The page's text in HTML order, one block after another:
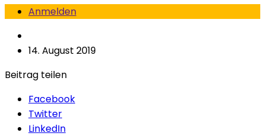
Anmelden
14. August 2019
Beitrag teilen
Facebook
Twitter
LinkedIn